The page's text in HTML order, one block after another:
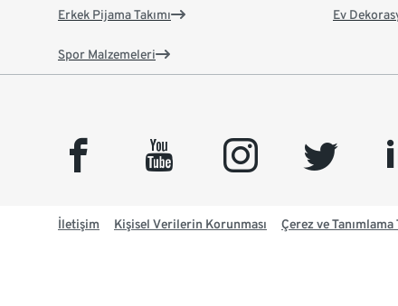
Erkek Pijama Takımı
Spor Malzemeleri
Ev
facebook youtube instagram twitter
İletişim Kişisel Verilerin Korunması Çerez ve